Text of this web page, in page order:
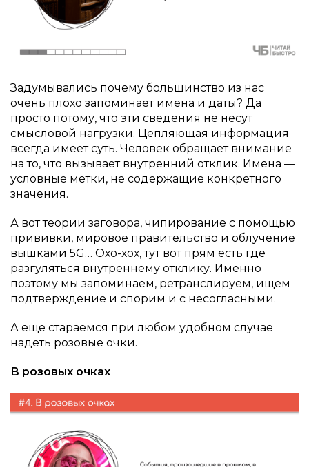
Задумывались почему большинство из нас
очень плохо запоминает имена и даты? Да
просто потому, что эти сведения не несут
смысловой нагрузки. Цепляющая информация
всегда имеет суть. Человек обращает внимание
на то, что вызывает внутренний отклик. Имена —
условные метки, не содержащие конкретного
значения.
А вот теории заговора, чипирование с помощью
прививки, мировое правительство и облучение
вышками 5G… Охо-хох, тут вот прям есть где
разгуляться внутреннему отклику. Именно
поэтому мы запоминаем, ретранслируем, ищем
подтверждение и спорим и с несогласными.
А еще стараемся при любом удобном случае
надеть розовые очки.
В розовых очках